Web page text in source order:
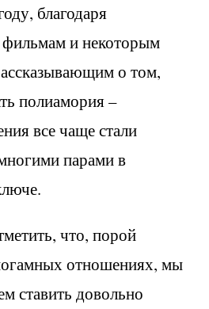
благодаря
и некоторым
о том,
полиамория –
все чаще стали
парами в
что, порой
отношениях, мы
ставить довольно